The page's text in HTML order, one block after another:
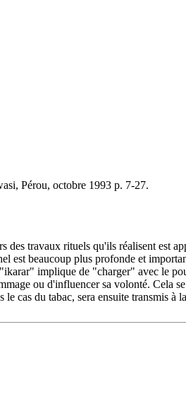
Pérou, octobre 1993 p. 7-27.
travaux rituels qu'ils réalisent est
beaucoup plus profonde et
implique de "charger" avec le
ou d'influencer sa volonté. Cela
cas du tabac, sera ensuite transmis à